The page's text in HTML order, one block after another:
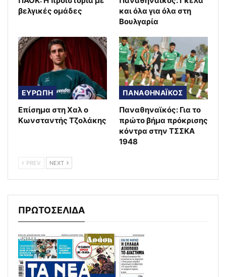
βελγικές ομάδες
και όλα για όλα στη
Βουλγαρία
ΕΥΡΩΠΗ
Επίσημα στη Χαλ ο
Κωνσταντής Τζολάκης
ΠΑΝΑΘΗΝΑΪΚΟΣ
Παναθηναϊκός: Για το
πρώτο βήμα πρόκρισης
κόντρα στην ΤΣΣΚΑ
1948
PREV NEXT
ΠΡΩΤΟΣΕΛΙΔΑ